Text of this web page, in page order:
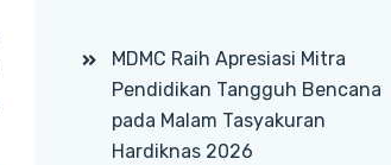
MDMC Raih Apresiasi Mitra
Pendidikan Tangguh Bencana
pada Malam Tasyakuran
Hardiknas 2026